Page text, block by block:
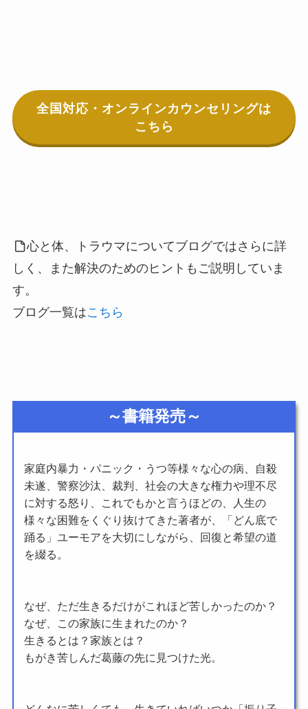
全国対応・オンラインカウンセリングは
こちら
心と体、トラウマについてブログではさらに詳
しく、また解決のためのヒントもご説明していま
す。
ブログ一覧はこちら
～書籍発売～
家庭内暴力・パニック・うつ等様々な心の病、自殺
未遂、警察沙汰、裁判、社会の大きな権力や理不尽
に対する怒り、これでもかと言うほどの、人生の
様々な困難をくぐり抜けてきた著者が、「どん底で
踊る」ユーモアを大切にしながら、回復と希望の道
を綴る。
なぜ、ただ生きるだけがこれほど苦しかったのか？
なぜ、この家族に生まれたのか？
生きるとは？家族とは？
もがき苦しんだ葛藤の先に見つけた光。